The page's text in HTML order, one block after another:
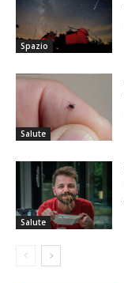
Spazio
Salute
Salute